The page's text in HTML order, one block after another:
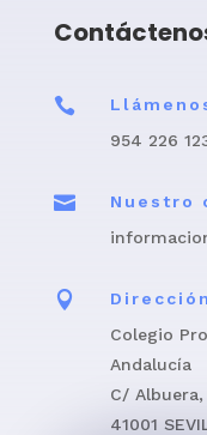

954 226

Nuestro

Dirección
Colegio
Andalucía
C/
41001